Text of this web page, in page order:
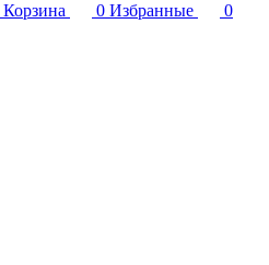
Корзина 0 Избранные
0